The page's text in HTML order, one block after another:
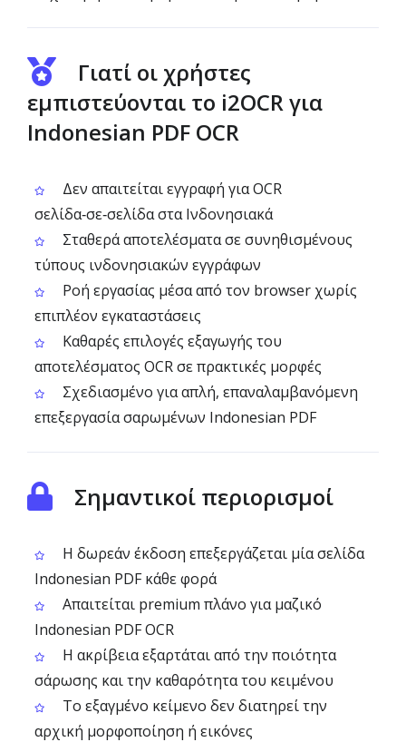
Γιατί οι χρήστες
εμπιστεύονται το i2OCR για
Indonesian PDF OCR
Δεν απαιτείται εγγραφή για OCR
σελίδα‑σε‑σελίδα στα Ινδονησιακά
Σταθερά αποτελέσματα σε συνηθισμένους
τύπους ινδονησιακών εγγράφων
Ροή εργασίας μέσα από τον browser χωρίς
επιπλέον εγκαταστάσεις
Καθαρές επιλογές εξαγωγής του
αποτελέσματος OCR σε πρακτικές μορφές
Σχεδιασμένο για απλή, επαναλαμβανόμενη
επεξεργασία σαρωμένων Indonesian PDF
Σημαντικοί περιορισμοί
Η δωρεάν έκδοση επεξεργάζεται μία σελίδα
Indonesian PDF κάθε φορά
Απαιτείται premium πλάνο για μαζικό
Indonesian PDF OCR
Η ακρίβεια εξαρτάται από την ποιότητα
σάρωσης και την καθαρότητα του κειμένου
Το εξαγμένο κείμενο δεν διατηρεί την
αρχική μορφοποίηση ή εικόνες